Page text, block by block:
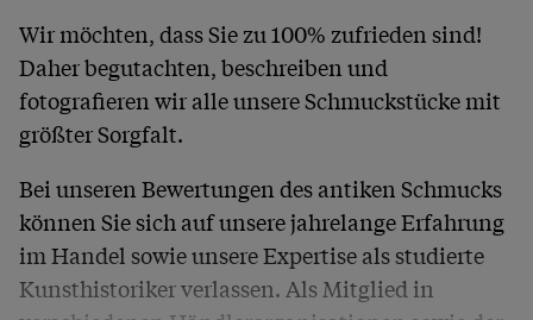
Wir möchten, dass Sie zu 100% zufrieden sind!
Daher begutachten, beschreiben und
fotografieren wir alle unsere Schmuckstücke mit
größter Sorgfalt.
Bei unseren Bewertungen des antiken Schmucks
können Sie sich auf unsere jahrelange Erfahrung
im Handel sowie unsere Expertise als studierte
Kunsthistoriker verlassen. Als Mitglied in